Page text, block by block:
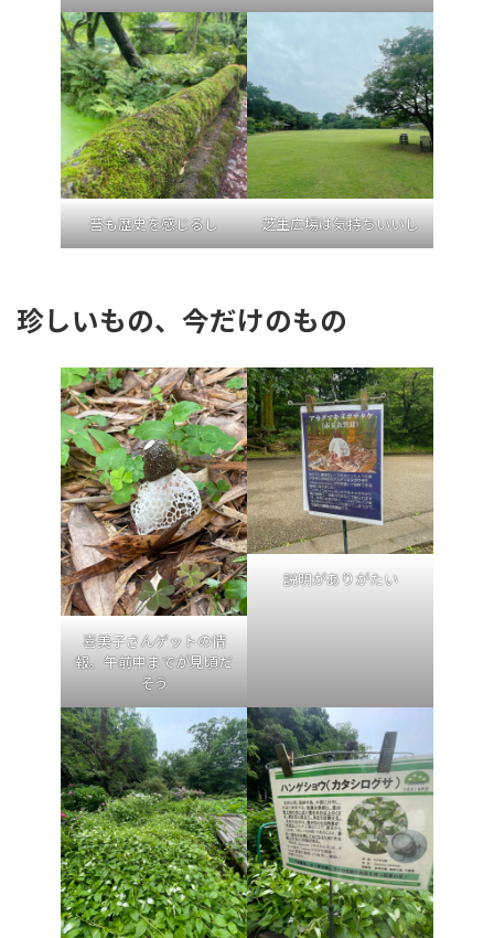
苔も歴史を感じるし 芝生広場は気持ちいいし
珍しいもの、今だけのもの
喜美子さんゲットの情
報。午前中までが見頃だ
そう
説明がありがたい